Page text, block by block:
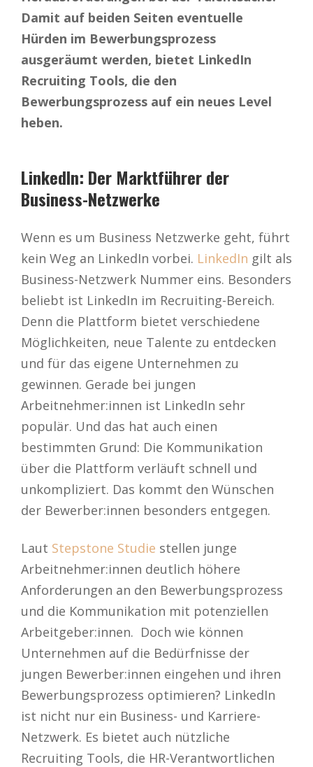
Damit auf beiden Seiten eventuelle
Hürden im Bewerbungsprozess
ausgeräumt werden, bietet LinkedIn
Recruiting Tools, die den
Bewerbungsprozess auf ein neues Level
heben.
LinkedIn: Der Marktführer der
Business-Netzwerke
Wenn es um Business Netzwerke geht, führt
kein Weg an LinkedIn vorbei. LinkedIn gilt als
Business-Netzwerk Nummer eins. Besonders
beliebt ist LinkedIn im Recruiting-Bereich.
Denn die Plattform bietet verschiedene
Möglichkeiten, neue Talente zu entdecken
und für das eigene Unternehmen zu
gewinnen. Gerade bei jungen
Arbeitnehmer:innen ist LinkedIn sehr
populär. Und das hat auch einen
bestimmten Grund: Die Kommunikation
über die Plattform verläuft schnell und
unkompliziert. Das kommt den Wünschen
der Bewerber:innen besonders entgegen.
Laut Stepstone Studie stellen junge
Arbeitnehmer:innen deutlich höhere
Anforderungen an den Bewerbungsprozess
und die Kommunikation mit potenziellen
Arbeitgeber:innen. Doch wie können
Unternehmen auf die Bedürfnisse der
jungen Bewerber:innen eingehen und ihren
Bewerbungsprozess optimieren? LinkedIn
ist nicht nur ein Business- und Karriere-
Netzwerk. Es bietet auch nützliche
Recruiting Tools, die HR-Verantwortlichen